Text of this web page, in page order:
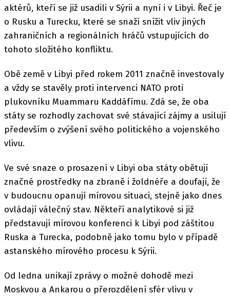
aktérů, kteří se již usadili v Sýrii a nyní i v Libyi. Řeč je
o Rusku a Turecku, které se snaží snížit vliv jiných
zahraničních a regionálních hráčů vstupujících do
tohoto složitého konfliktu.
Obě země v Libyi před rokem 2011 značně investovaly
a vždy se stavěly proti intervenci NATO proti
plukovníku Muammaru Kaddáfímu. Zdá se, že oba
státy se rozhodly zachovat své stávající zájmy a usilují
především o zvýšení svého politického a vojenského
vlivu.
Ve své snaze o prosazení v Libyi oba státy obětují
značné prostředky na zbraně i žoldnéře a doufají, že
v budoucnu opanují mírovou situaci, stejně jako dnes
ovládají válečný stav. Někteří analytikové si již
představují mírovou konferenci k Libyi pod záštitou
Ruska a Turecka, podobně jako tomu bylo v případě
astanského mírového procesu k Sýrii.
Od ledna unikají zprávy o možné dohodě mezi
Moskvou a Ankarou o přerozdělení sfér vlivu v